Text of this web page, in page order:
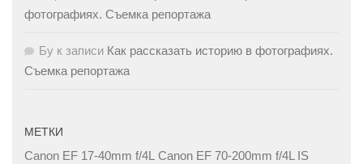
фотографиях. Съемка репортажа
Бу к записи Как рассказать историю в фотографиях.
Съемка репортажа
МЕТКИ
Canon EF 17-40mm f/4L Canon EF 70-200mm f/4L IS